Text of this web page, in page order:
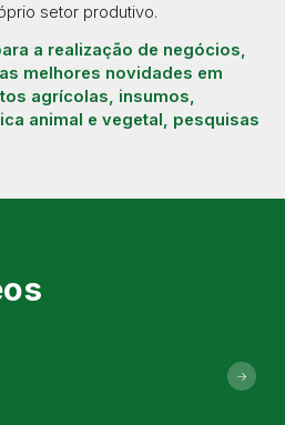
setor produtivo.
a realização de negócios,
melhores novidades em
agrícolas, insumos,
animal e vegetal, pesquisas